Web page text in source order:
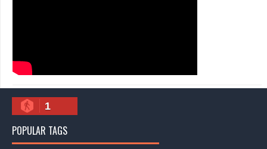
1
POPULAR TAGS